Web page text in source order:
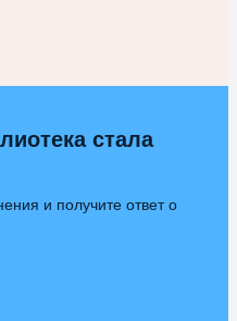
стала
и получите ответ о